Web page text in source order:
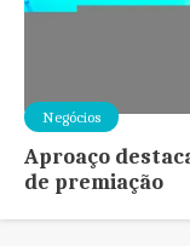
Negócios
Aproaço
de premiação